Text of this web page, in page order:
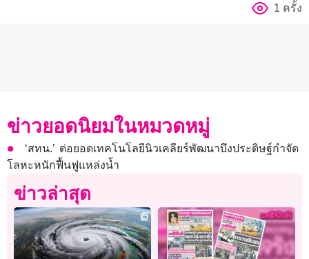
1 ครั้ง
ข่าวยอดนิยมในหมวดหมู่
‘สทน.’ ต่อยอดเทคโนโลยีนิวเคลียร์พัฒนาบึงประดิษฐ์กำจัด
โลหะหนักฟื้นฟูแหล่งน้ำ
ข่าวล่าสุด